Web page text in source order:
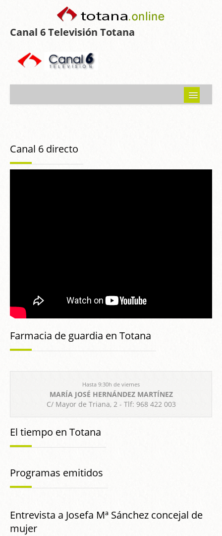
Canal 6 Televisión Totana
Programas emitidos
Programas emitidos
Entrevista a Josefa Mª Sánchez concejal de
mujer
Canal 6 directo
Farmacia de guardia en Totana
Hasta 9:30h de viernes
MARÍA JOSÉ HERNÁNDEZ MARTÍNEZ
C/ Mayor de Triana, 2 - Tlf: 968 422 003
El tiempo en Totana